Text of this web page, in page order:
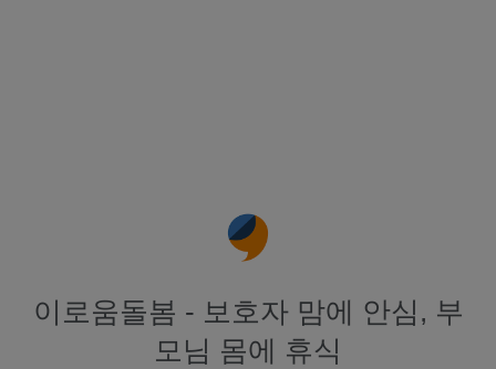
이로움돌봄 - 보호자 맘에 안심, 부
모님 몸에 휴식